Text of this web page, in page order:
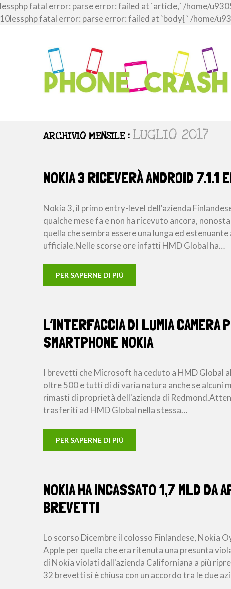
lessphp fatal error: parse error: failed at `article,` /home/
10lessphp fatal error: parse error: failed at `body{ ` /home/
ARCHIVIO MENSILE : LUGLIO 2017
NOKIA 3 RICEVERÀ ANDROID 7.1.1
Nokia 3, il primo entry-level dell'azienda
qualche mese fa e non ha ricevuto ancora,
quella che sembra essere una lunga ed
ufficiale.Nelle scorse ore infatti HMD Global ha…
PER SAPERNE DI PIÙ
L’INTERFACCIA DI LUMIA CAMERA
SMARTPHONE NOKIA
I brevetti che Microsoft ha ceduto a HMD Global
oltre 500 e tutti di di varia natura anche se alcuni
rimasti di proprietà dell'azienda di
trasferiti ad HMD Global nella stessa…
PER SAPERNE DI PIÙ
NOKIA HA INCASSATO 1,7 MLD DA
BREVETTI
Lo scorso Dicembre il colosso Finlandese, Nokia
Apple per quella che era ritenuta una presunta
di Nokia violati dall'azienda Californiana a più
32 brevetti si è chiusa con un accordo tra le due